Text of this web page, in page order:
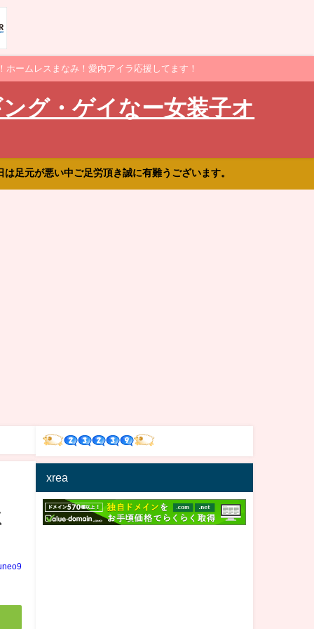
ームレスまなみ！愛内アイラ応援してます！
グ・ゲイなー女装子オ
足元が悪い中ご足労頂き誠に有難うございます。
xrea